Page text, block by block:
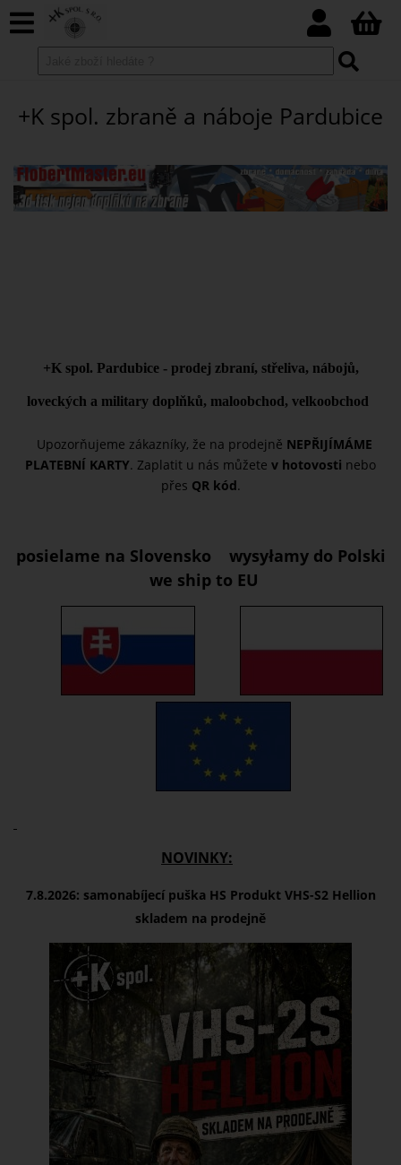
+K spol. zbraně a náboje Pardubice
+K spol. Pardubice - prodej zbraní, střeliva, nábojů,
loveckých a military doplňků, maloobchod, velkoobchod
Upozorňujeme zákazníky, že na prodejně NEPŘIJÍMÁME
PLATEBNÍ KARTY. Zaplatit u nás můžete v hotovosti nebo
přes QR kód.
posielame na Slovensko wysyłamy do Polski
we ship to EU
NOVINKY:
7.8.2026: samonabíjecí puška HS Produkt VHS-S2 Hellion
skladem na prodejně